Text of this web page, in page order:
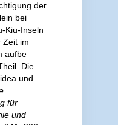
der
bei
Kiu-Inseln
Zeit im
aufbe
Die
und
für
und